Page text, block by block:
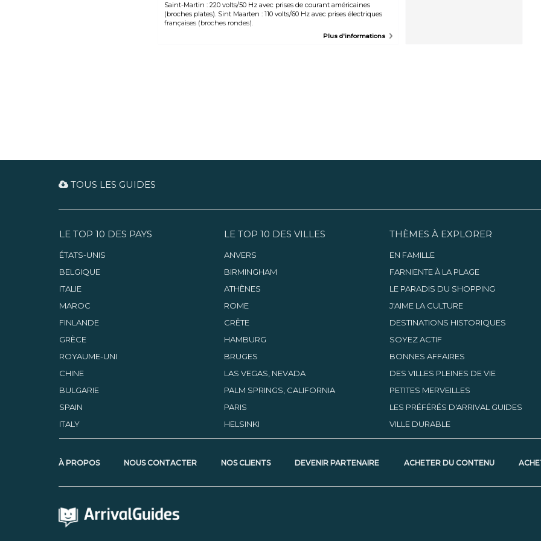
Saint-Martin : 220 volts/50 Hz avec prises de courant américaines
(broches plates). Sint Maarten : 110 volts/60 Hz avec prises électriques
françaises (broches rondes).
Plus d'informations
TOUS LES GUIDES
LE TOP 10 DES PAYS
ÉTATS-UNIS
BELGIQUE
ITALIE
MAROC
FINLANDE
GRÈCE
ROYAUME-UNI
CHINE
BULGARIE
SPAIN
ITALY
LE TOP 10 DES VILLES
ANVERS
BIRMINGHAM
ATHÈNES
ROME
CRÊTE
HAMBURG
BRUGES
LAS VEGAS, NEVADA
PALM SPRINGS, CALIFORNIA
PARIS
HELSINKI
THÈMES À EXPLORER
EN FAMILLE
FARNIENTE À LA PLAGE
LE PARADIS DU SHOPPING
J'AIME LA CULTURE
DESTINATIONS HISTORIQUES
SOYEZ ACTIF
BONNES AFFAIRES
DES VILLES PLEINES DE VIE
PETITES MERVEILLES
LES PRÉFÉRÉS D'ARRIVAL GUIDES
VILLE DURABLE
À PROPOS NOUS CONTACTER NOS CLIENTS DEVENIR PARTENAIRE ACHETER DU CONTENU